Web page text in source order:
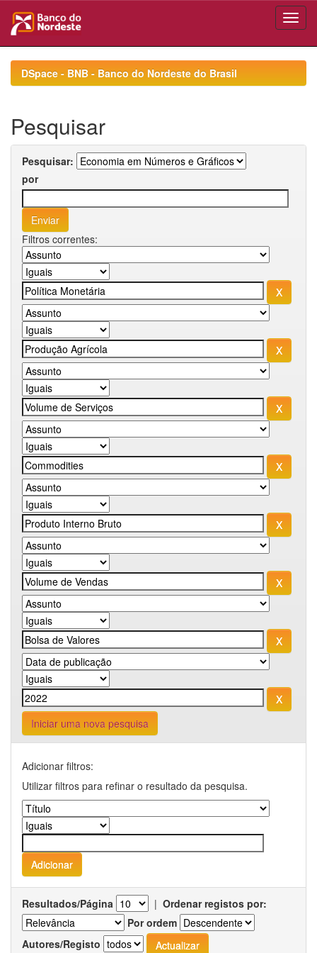
navigationDSpace - BNB - Banco do Nordeste do Brasil
Pesquisar
Pesquisar:
por
Filtros correntes:
Iniciar uma nova pesquisa
Adicionar filtros:
Utilizar filtros para refinar o resultado da pesquisa.
Resultados/Página | Ordenar registos por:
Por ordem
Autores/Registo